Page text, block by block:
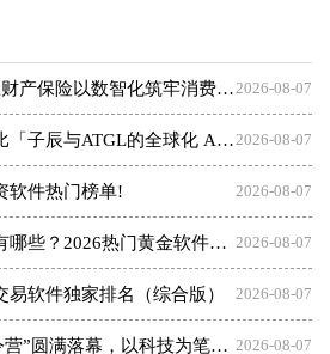
2026-08-07
科技赋能 守护托付 三星财产保险以数智化筑牢消费者权益保护屏障
2026-08-07
棋局横跨华府与阿布扎比「子辰与ATGL的全球化 AI 资本突围战」
2026-08-07
软件热门榜单!
2026-08-07
适合黄金交易用的软件有哪些？2026热门黄金软件速览！
2026-08-07
软件独家排名（综合版）
2026-08-07
vivo 2026“童画未来夏令营”圆满落幕，以科技为笔，绘就美育未来